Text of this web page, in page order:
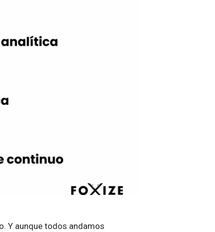
Y aunque todos andamos